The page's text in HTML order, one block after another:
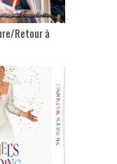
Retour à